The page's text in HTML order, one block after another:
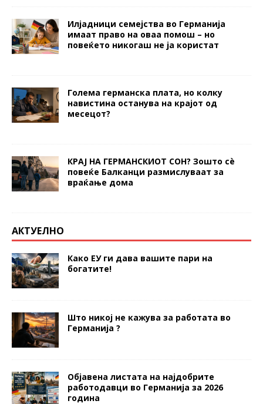
Илјадници семејства во Германија
имаат право на оваа помош – но
повеќето никогаш не ја користат
Голема германска плата, но колку
навистина останува на крајот од
месецот?
КРАЈ НА ГЕРМАНСКИОТ СОН? Зошто сè
повеќе Балканци размислуваат за
враќање дома
АКТУЕЛНО
Како ЕУ ги дава вашите пари на
богатите!
Што никој не кажува за работата во
Германија ?
Објавена листата на најдобрите
работодавци во Германија за 2026
година